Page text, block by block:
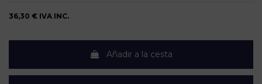
36,30 € IVA INC.
Añadir a la cesta